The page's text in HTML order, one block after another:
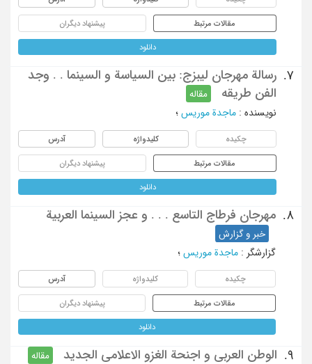
مقالات مرتبط پیشنهاد دیگران
دانلود
7.
رسالة مهرجان لیبزج: بین السیاسة و السینما . . وجد
الفن طریقه
مقاله
نویسنده : ماجدة موریس ؛
چکیده کلیدواژه آدرس
مقالات مرتبط پیشنهاد دیگران
دانلود
8. مهرجان فرطاج التاسع . . . و عجز السینما العربیة
خبر و گزارش
گزارشگر : ماجدة موریس ؛
چکیده کلیدواژه آدرس
مقالات مرتبط پیشنهاد دیگران
دانلود
9. الوطن العربی و اجنحة الغزو الاعلامی الجدید
مقاله